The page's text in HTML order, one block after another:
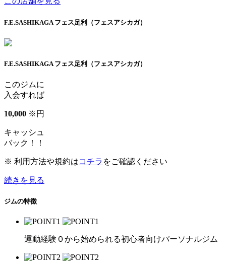
F.E.SASHIKAGA フェス足利（フェスアシカガ）
F.E.SASHIKAGA フェス足利（フェスアシカガ）
このジムに
入会すれば
10,000 ※ 円
キャッシュ
バック！！
※ 利用方法や規約はコチラ をご確認ください
続きを見る
ジムの特徴
運動経験０から始められる初心者向けパーソナルジム